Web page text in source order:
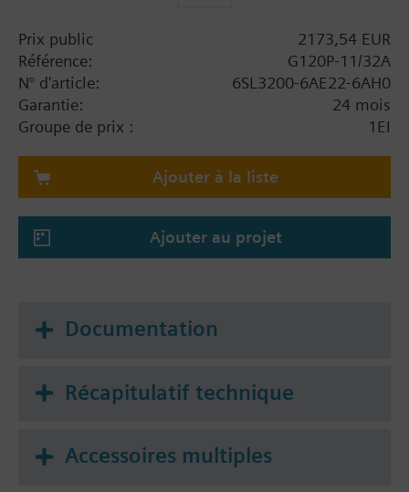
comme suit : FSAA : 80 mm ; FSB : 78 mm ; FSC :
77 mm ; FSD, FSE, FSF : 123 mm.
La profondeur augmente de 10 mm lorsqu'on
utilise un BOP-2 et de 20 mm lorsqu'on utilise un
IOP-2.
Prix public
2173,54 EUR
Référence:
G120P-11/32A
N° d'article:
6SL3200-6AE22-6AH0
Garantie:
24 mois
Groupe de prix :
1EI
Ajouter à la liste
Ajouter au projet
Documentation
Récapitulatif technique
Accessoires multiples